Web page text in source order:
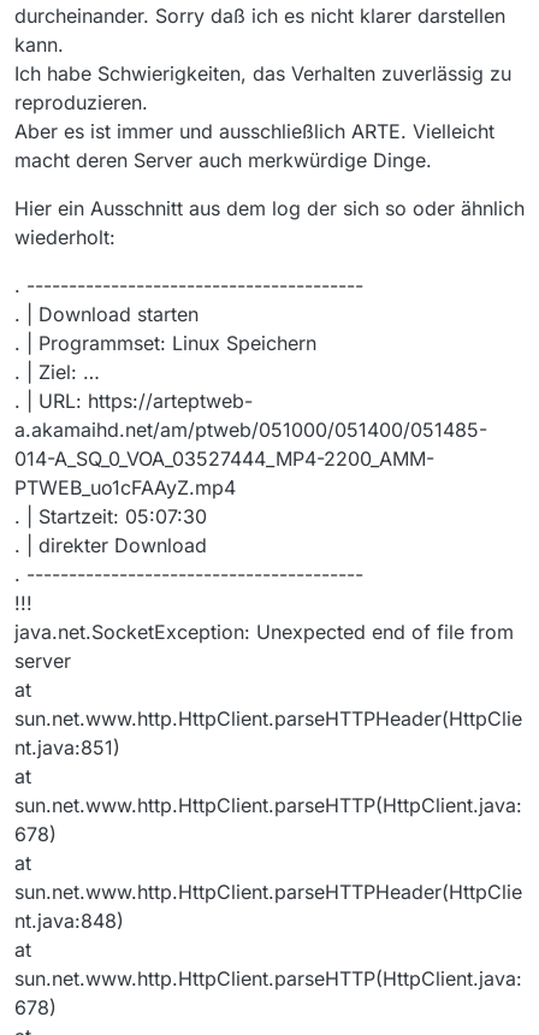
durcheinander. Sorry daß ich es nicht klarer darstellen
kann.
Ich habe Schwierigkeiten, das Verhalten zuverlässig zu
reproduzieren.
Aber es ist immer und ausschließlich ARTE. Vielleicht
macht deren Server auch merkwürdige Dinge.
Hier ein Ausschnitt aus dem log der sich so oder ähnlich
wiederholt:
. ----------------------------------------
. | Download starten
. | Programmset: Linux Speichern
. | Ziel: …
. | URL: https://arteptweb-
a.akamaihd.net/am/ptweb/051000/051400/051485-
014-A_SQ_0_VOA_03527444_MP4-2200_AMM-
PTWEB_uo1cFAAyZ.mp4
. | Startzeit: 05:07:30
. | direkter Download
. ----------------------------------------
!!!
java.net.SocketException: Unexpected end of file from
server
at
sun.net.www.http.HttpClient.parseHTTPHeader(HttpClie
nt.java:851)
at
sun.net.www.http.HttpClient.parseHTTP(HttpClient.java:
678)
at
sun.net.www.http.HttpClient.parseHTTPHeader(HttpClie
nt.java:848)
at
sun.net.www.http.HttpClient.parseHTTP(HttpClient.java:
678)